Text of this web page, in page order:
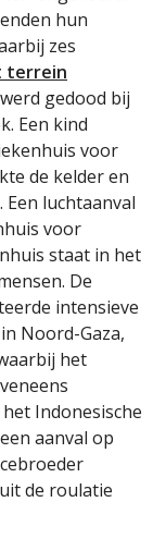
hun
zes
terrein
gedood bij
Een kind
voor
de kelder en
luchtaanval
voor
staat in het
De
intensieve
Noord-Gaza,
het
Indonesische
aanval op
de roulatie